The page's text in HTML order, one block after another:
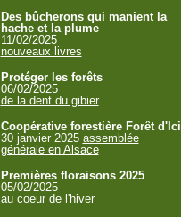
Des bûcherons qui manient la
hache et la plume
11/02/2025
nouveaux livres
Protéger les forêts
06/02/2025
de la dent du gibier
Coopérative forestière Forêt d'Ici
30 janvier 2025 assemblée
générale en Alsace
Premières floraisons 2025
05/02/2025
au coeur de l'hiver